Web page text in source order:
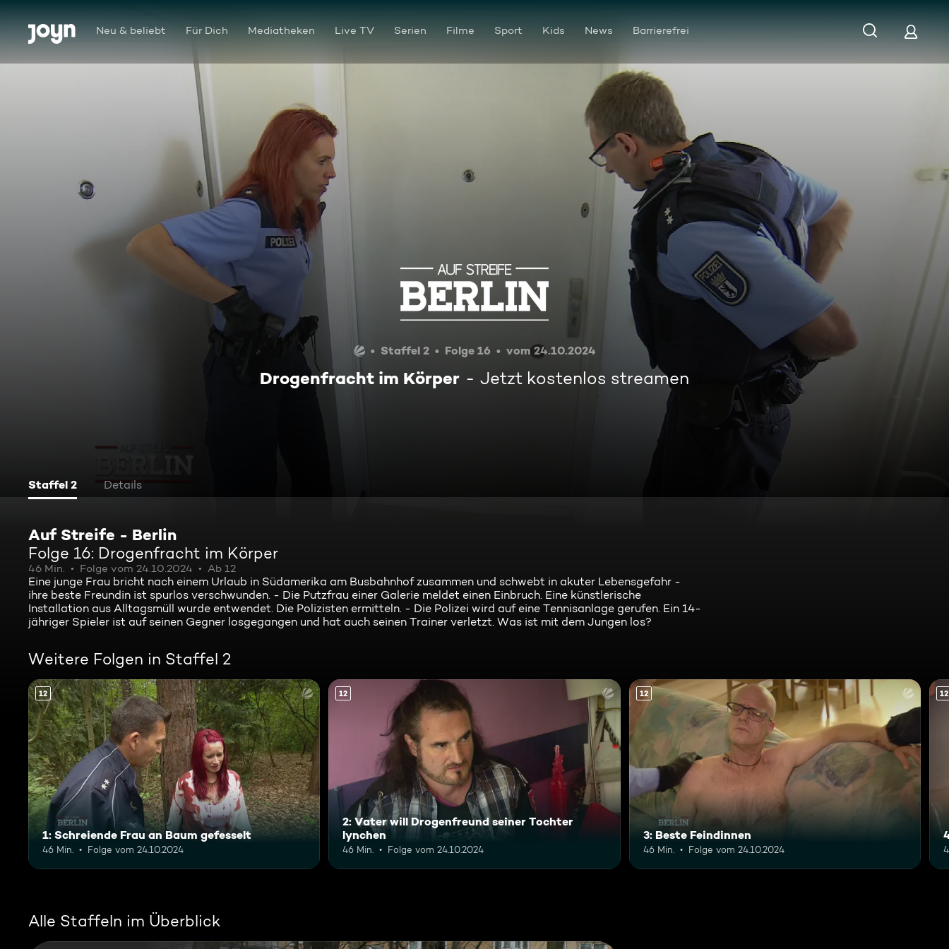
Zum Inhalt springen
Barrierefrei Neu & beliebt Für Dich Mediatheken Live TV Serien Filme Sport Kids News Barrierefrei
Staffel 2 Folge 16 vom 24.10.2024
Drogenfracht im Körper Jetzt kostenlos streamen
Staffel 2 Details
Auf Streife - Berlin
Folge 16: Drogenfracht im Körper
46 Min. Folge vom 24.10.2024 Ab 12
Eine junge Frau bricht nach einem Urlaub in Südamerika am Busbahnhof zusammen und schwebt in akuter Lebensgefahr -
ihre beste Freundin ist spurlos verschwunden. - Die Putzfrau einer Galerie meldet einen Einbruch. Eine künstlerische
Installation aus Alltagsmüll wurde entwendet. Die Polizisten ermitteln. - Die Polizei wird auf eine Tennisanlage gerufen. Ein 14-
jähriger Spieler ist auf seinen Gegner losgegangen und hat auch seinen Trainer verletzt. Was ist mit dem Jungen los?
Weitere Folgen in Staffel 2
12
1: Schreiende Frau an Baum gefesselt
46 Min. Folge vom 24.10.2024
12
2: Vater will Drogenfreund seiner Tochter
lynchen
46 Min. Folge vom 24.10.2024
12
3: Beste Feindinnen
46 Min. Folge vom 24.10.2024
12
Alle Staffeln im Überblick